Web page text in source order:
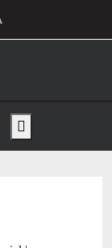
d'usuari
de
Show main menu